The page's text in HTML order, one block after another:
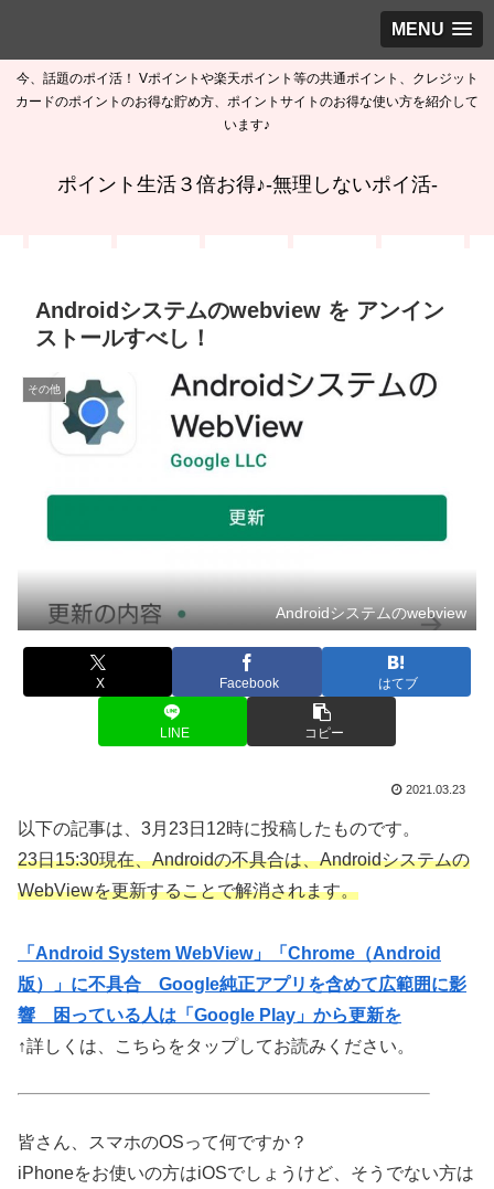
MENU
今、話題のポイ活！ Vポイントや楽天ポイント等の共通ポイント、クレジット
カードのポイントのお得な貯め方、ポイントサイトのお得な使い方を紹介して
います♪
ポイント生活３倍お得♪-無理しないポイ活-
Androidシステムのwebview を アンイン
ストールすべし！
その他
Androidシステムのwebview
X Facebook はてブ
LINE コピー
2021.03.23
以下の記事は、3月23日12時に投稿したものです。
23日15:30現在、Androidの不具合は、Androidシステムの
WebViewを更新することで解消されます。
「Android System WebView」「Chrome（Android
版）」に不具合 Google純正アプリを含めて広範囲に影
響 困っている人は「Google Play」から更新を
↑詳しくは、こちらをタップしてお読みください。
皆さん、スマホのOSって何ですか？
iPhoneをお使いの方はiOSでしょうけど、そうでない方は